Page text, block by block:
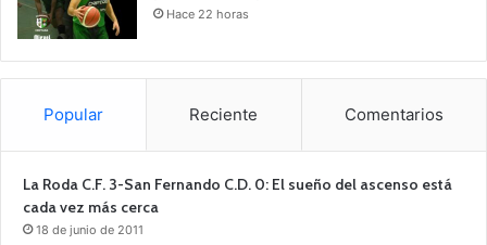
Hace 22 horas
Popular Reciente Comentarios
La Roda C.F. 3-San Fernando C.D. 0: El sueño del ascenso está
cada vez más cerca
18 de junio de 2011